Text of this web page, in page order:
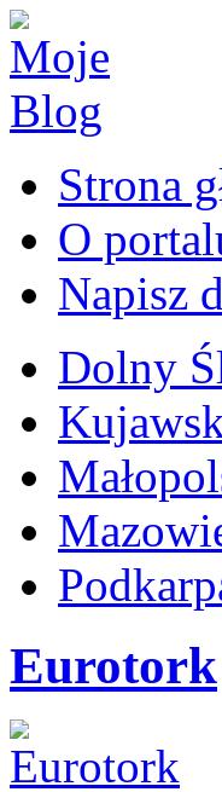
Strona
O
Napisz
Dolny
Eurotork